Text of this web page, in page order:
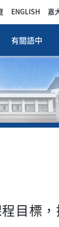
ENGLISH 嘉
有關語中
目標